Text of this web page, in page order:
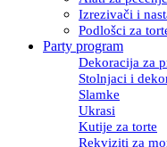
Izrezivači i
Podlošci za
Party program
Dekoracija za
Stolnjaci i
Slamke
Ukrasi
Kutije za torte
Rekviziti za